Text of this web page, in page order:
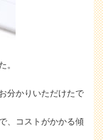
。
分かりいただけたで
、コストがかかる傾